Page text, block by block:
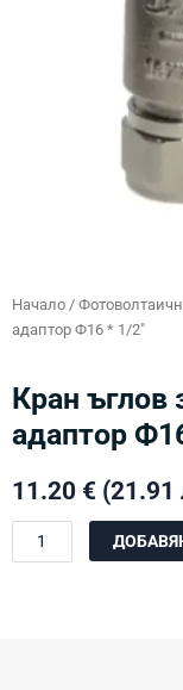
Начало /
адаптор Ф16 * 1/2″
Кран ъглов
адаптор
11.20 € (21.91
количество
за